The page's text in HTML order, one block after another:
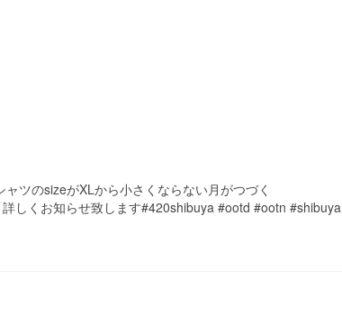
ツのsizeがXLから小さくならない月がつづく
しくお知らせ致します#420shibuya #ootd #ootn #shibuya